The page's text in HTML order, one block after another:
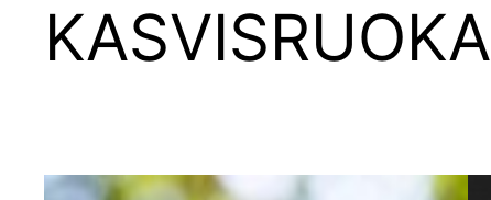
KASVISRUOKA